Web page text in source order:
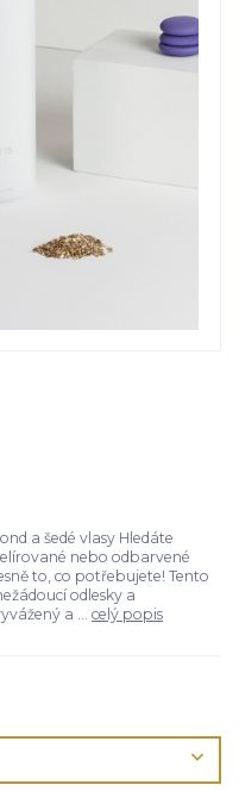
a šedé vlasy Hledáte
nebo odbarvené
to, co potřebujete! Tento
odlesky a
a ... celý popis